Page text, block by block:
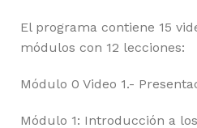
El programa contiene 15
módulos con 12 lecciones:
Módulo 0 Video 1.-
Módulo 1: Introducción a